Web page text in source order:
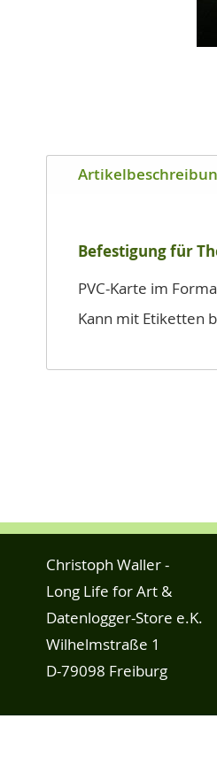
Anfang
Befestigung für
PVC-Karte im
Kann mit Etiketten
Christoph Waller -
Long Life for Art &
Datenlogger-Store e.K.
Wilhelmstraße 1
D-79098 Freiburg